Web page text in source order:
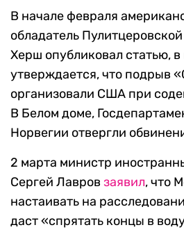
В начале февраля
обладатель
Херш опубликовал статью, в
утверждается, что подрыв
организовали США при
В Белом доме,
Норвегии отвергли
2 марта министр
Сергей Лавров заявил, что
настаивать на
даст «спрятать концы в